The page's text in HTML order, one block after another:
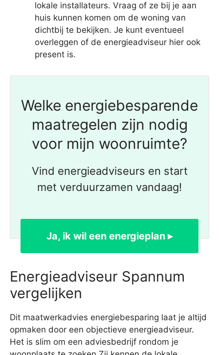
lokale installateurs. Vraag of ze bij je aan
huis kunnen komen om de woning van
dichtbij te bekijken. Je kunt eventueel
overleggen of de energieadviseur hier ook
present is.
Welke energiebesparende
maatregelen zijn nodig
voor mijn woonruimte?
Vind energieadviseurs en start
met verduurzamen vandaag!
Ja, ik wil een energieplan ▸
Energieadviseur Spannum
vergelijken
Dit maatwerkadvies energiebesparing laat je altijd
opmaken door een objectieve energieadviseur.
Het is slim om een adviesbedrijf rondom je